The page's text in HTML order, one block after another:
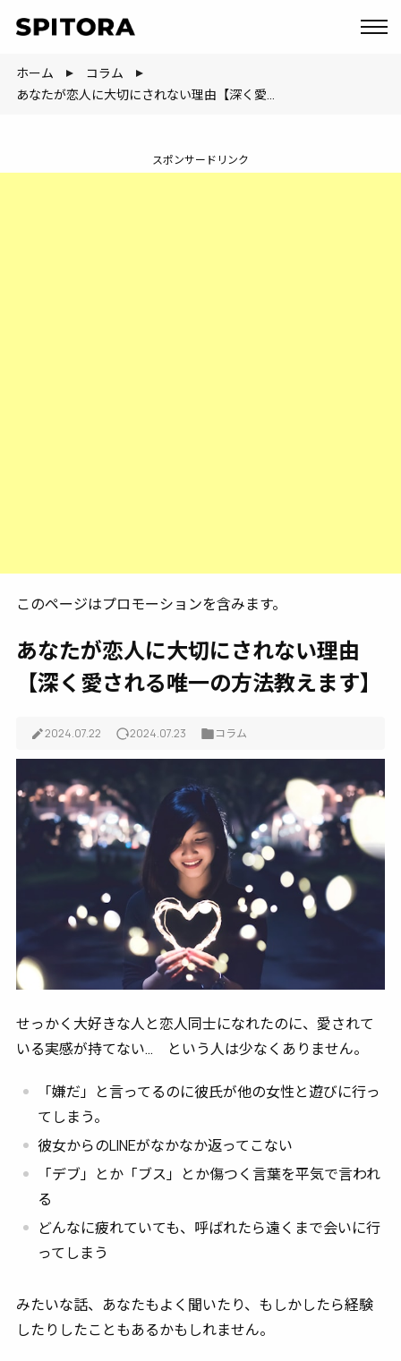
ホーム
コラム
スポンサードリンク
このページはプロモーションを含みます。
あなたが恋人に大切にされない理由
【深く愛される唯一の方法教えます】
2024.07.22 2024.07.23 コラム
せっかく大好きな人と恋人同士になれたのに、愛されて
いる実感が持てない… という人は少なくありません。
「嫌だ」と言ってるのに彼氏が他の女性と遊びに行っ
てしまう。
彼女からのLINEがなかなか返ってこない
「デブ」とか「ブス」とか傷つく言葉を平気で言われ
る
どんなに疲れていても、呼ばれたら遠くまで会いに行
ってしまう
みたいな話、あなたもよく聞いたり、もしかしたら経験
したりしたこともあるかもしれません。